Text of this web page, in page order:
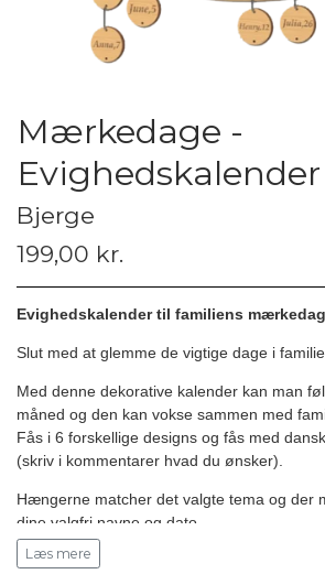
Mærkedage -
Evighedskalender
Bjerge
199,00 kr.
Evighedskalender til familiens
Slut med at glemme de vigtige dage i
Med denne dekorative kalender kan man
måned og den kan vokse sammen med
Fås i 6 forskellige designs og fås med
(skriv i kommentarer hvad du ønsker).
Hængerne matcher det valgte tema og der
dine valgfri navne og dato.
Skal du bruge flere hængere kan disse
Læs mere